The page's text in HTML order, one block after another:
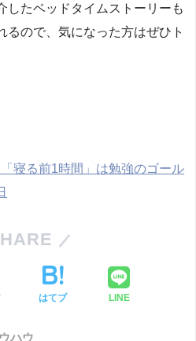
したベッドタイムストーリーも
るので、気になった方はぜひト
寝る前1時間」は勉強のゴール
はてブ LINE
ハウ